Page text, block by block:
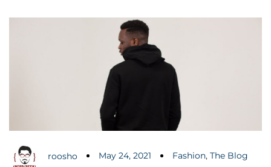
roosho May 24, 2021 Fashion, The Blog